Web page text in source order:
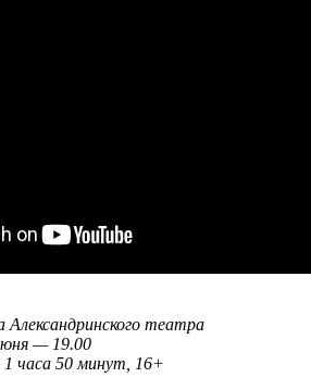
Александринского театра
— 19.00
часа 50 минут, 16+